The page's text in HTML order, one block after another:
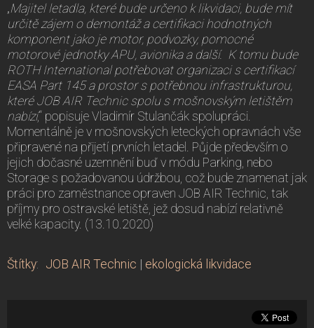
„Majitel letadla, které bude určeno k likvidaci, bude mít
určitě zájem o demontáž a certifikaci hodnotných
komponent jako je motor, podvozky, pomocné
motorové jednotky APU, avionika a další. K tomu bude
ROTH International potřebovat organizaci s certifikací
EASA Part 145 a prostor s potřebnou infrastrukturou,
které JOB AIR Technic spolu s mošnovským letištěm
nabízí,“ popisuje Vladimír Stulančák spolupráci.
Momentálně je v mošnovských leteckých opravnách vše
připravené na přijetí prvních letadel. Půjde především o
jejich dočasné uzemnění buď v módu Parking, nebo
Storage s požadovanou údržbou, což bude znamenat jak
práci pro zaměstnance opraven JOB AIR Technic, tak
příjmy pro ostravské letiště, jež dosud nabízí relativně
velké kapacity. (13.10.2020)
Štítky: JOB AIR Technic | ekologická likvidace